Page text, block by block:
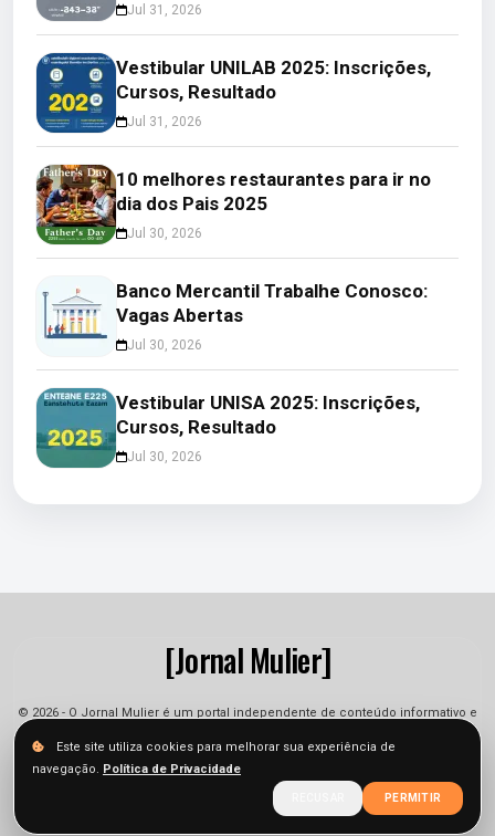
Jul 31, 2026
Vestibular UNILAB 2025: Inscrições,
Cursos, Resultado
Jul 31, 2026
10 melhores restaurantes para ir no
dia dos Pais 2025
Jul 30, 2026
Banco Mercantil Trabalhe Conosco:
Vagas Abertas
Jul 30, 2026
Vestibular UNISA 2025: Inscrições,
Cursos, Resultado
Jul 30, 2026
[Jornal Mulier]
© 2026 - O Jornal Mulier é um portal independente de conteúdo informativo e
jornalístico. As informações podem sofrer alterações.
Privacidade
Este site utiliza cookies para melhorar sua experiência de
navegação. Política de Privacidade
PERMITIR